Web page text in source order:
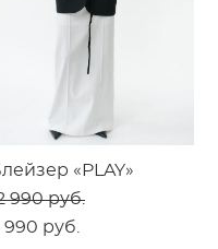
«PLAY»
990 pуб.
990 pуб.